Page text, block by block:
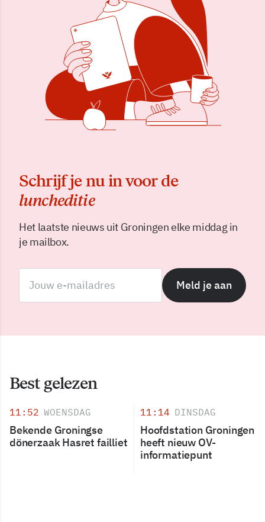
Schrijf je nu in voor de
luncheditie
Het laatste nieuws uit Groningen elke middag in
je mailbox.
Meld je aan
Best gelezen
11:52 WOENSDAG
Bekende Groningse
dönerzaak Hasret failliet
11:14 DINSDAG
Hoofdstation Groningen
heeft nieuw OV-
informatiepunt